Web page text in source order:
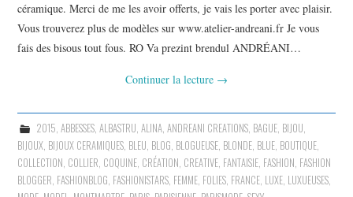
céramique. Merci de me les avoir offerts, je vais les porter avec plaisir.
Vous trouverez plus de modèles sur www.atelier-andreani.fr Je vous
fais des bisous tout fous. RO Va prezint brendul ANDRÉANI…
Continuer la lecture →
2015, ABBESSES, ALBASTRU, ALINA, ANDREANI CREATIONS, BAGUE, BIJOU,
BIJOUX, BIJOUX CERAMIQUES, BLEU, BLOG, BLOGUEUSE, BLONDE, BLUE, BOUTIQUE,
COLLECTION, COLLIER, COQUINE, CRÉATION, CREATIVE, FANTAISIE, FASHION, FASHION
BLOGGER, FASHIONBLOG, FASHIONISTARS, FEMME, FOLIES, FRANCE, LUXE, LUXUEUSES,